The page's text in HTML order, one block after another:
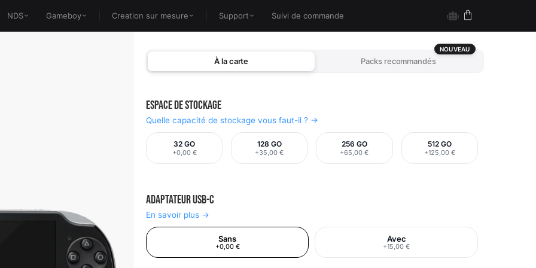
NDS Gameboy Creation sur mesure Support Suivi de commande
À la carte Packs recommandés
NOUVEAU
Espace de stockage
Quelle capacité de stockage vous faut-il ? →
32 GO
+0,00 €
128 GO
+35,00 €
256 GO
+65,00 €
512 GO
+125,00 €
Adaptateur USB-C
En savoir plus →
Sans
+0,00 €
Avec
+15,00 €